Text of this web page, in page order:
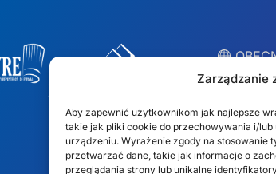
Zarządzanie
Aby zapewnić użytkownikom jak najlepsze
takie jak pliki cookie do przechowywania i/
urządzeniu. Wyrażenie zgody na stosowanie
przetwarzać dane, takie jak informacje o
przeglądania strony lub unikalne
USA